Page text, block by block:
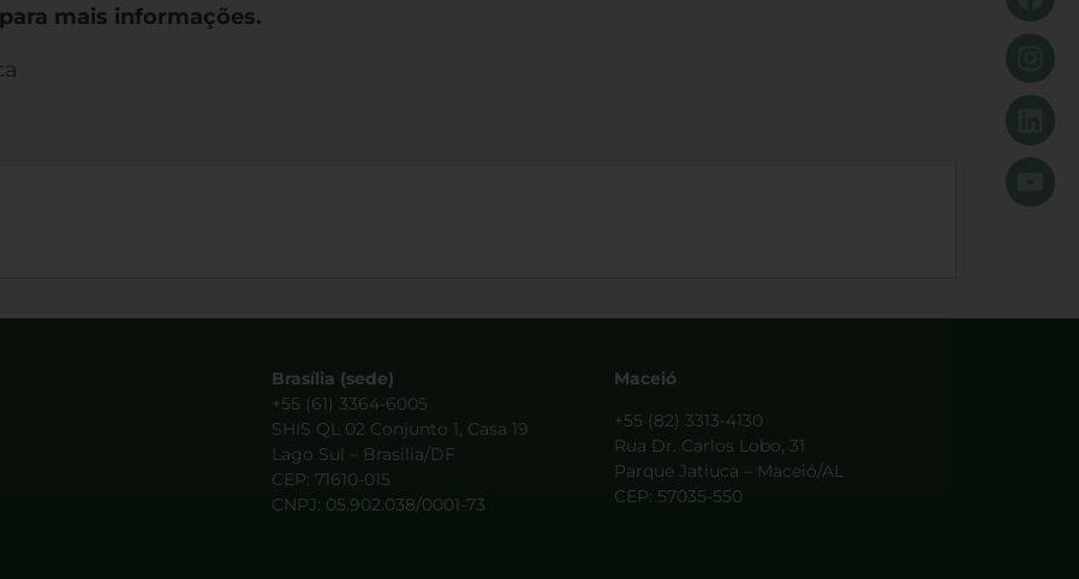
mais informações.
Brasília (sede)
+55 (61) 3364-6005
SHIS QL 02 Conjunto 1, Casa 19
Lago Sul – Brasília/DF
CEP: 71610-015
CNPJ: 05.902.038/0001-73
Maceió
+55 (82) 3313-4130
Rua Dr. Carlos Lobo, 31
Parque Jatiuca – Maceió/AL
CEP: 57035-550